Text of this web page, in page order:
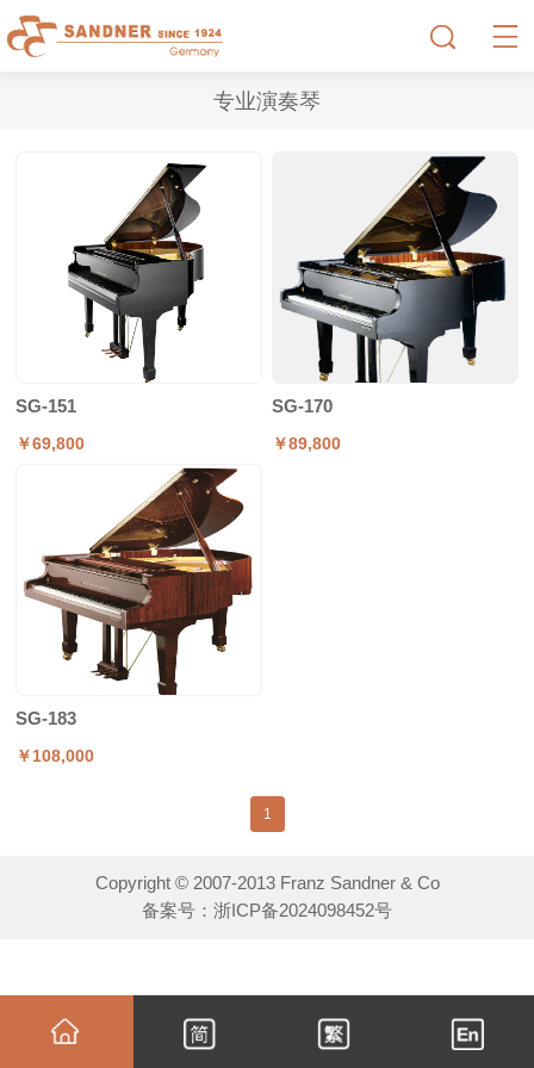
专业演奏琴
SG-151
￥69,800
SG-170
￥89,800
SG-183
￥108,000
1
Copyright © 2007-2013 Franz Sandner & Co
备案号： 浙ICP备2024098452号